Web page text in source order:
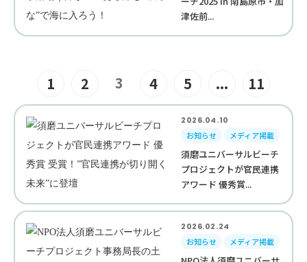
津佐前...
1 2 3 4 5 ... 11
2026.04.10
お知らせ
メディア掲載
須磨ユニバーサルビーチ
プロジェクトが官民連携
アワード 優秀賞...
2026.02.24
お知らせ
メディア掲載